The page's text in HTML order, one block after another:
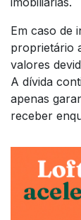
Em caso de
proprietário
valores
A dívida
apenas
receber